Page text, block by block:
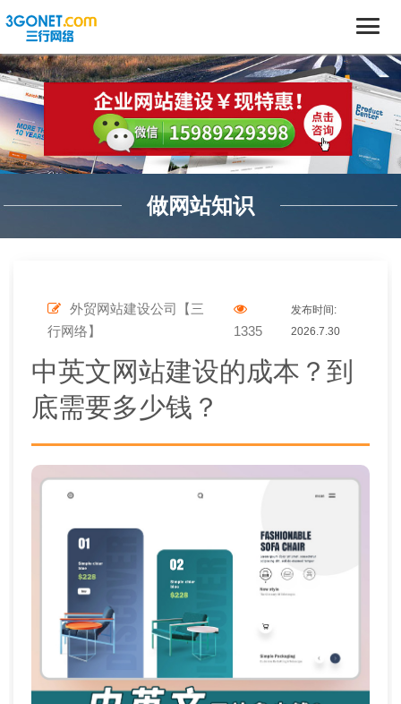
做网站知识
外贸网站建设公司【三
行网络】
1335
发布时间:
2026.7.30
中英文网站建设的成本？到
底需要多少钱？